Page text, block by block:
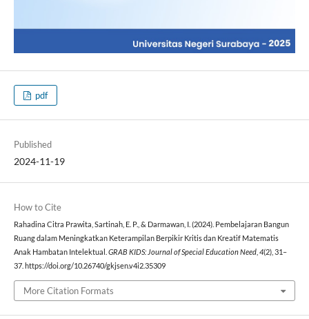
pdf
Published
2024-11-19
How to Cite
Rahadina Citra Prawita, Sartinah, E. P., & Darmawan, I. (2024). Pembelajaran Bangun
Ruang dalam Meningkatkan Keterampilan Berpikir Kritis dan Kreatif Matematis
Anak Hambatan Intelektual. GRAB KIDS: Journal of Special Education Need, 4(2), 31–
37. https://doi.org/10.26740/gkjsen.v4i2.35309
More Citation Formats